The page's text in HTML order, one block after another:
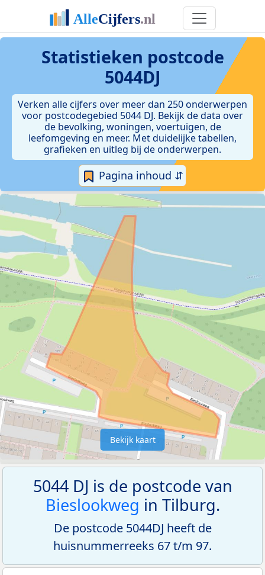
Statistieken postcode
5044DJ
Verken alle cijfers over meer dan 250 onderwerpen
voor postcodegebied 5044 DJ. Bekijk de data over
de bevolking, woningen, voertuigen, de
leefomgeving en meer. Met duidelijke tabellen,
grafieken en uitleg bij de onderwerpen.
Pagina inhoud ⇵
Bekijk kaart
5044 DJ is de postcode van
Bieslookweg in Tilburg.
De postcode 5044DJ heeft de
huisnummerreeks 67 t/m 97.